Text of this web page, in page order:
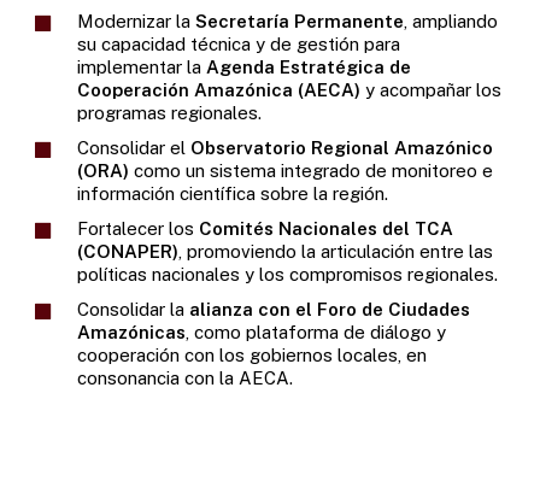
Modernizar la Secretaría Permanente, ampliando
su capacidad técnica y de gestión para
implementar la Agenda Estratégica de
Cooperación Amazónica (AECA) y acompañar los
programas regionales.
Consolidar el Observatorio Regional Amazónico
(ORA) como un sistema integrado de monitoreo e
información científica sobre la región.
Fortalecer los Comités Nacionales del TCA
(CONAPER), promoviendo la articulación entre las
políticas nacionales y los compromisos regionales.
Consolidar la alianza con el Foro de Ciudades
Amazónicas, como plataforma de diálogo y
cooperación con los gobiernos locales, en
consonancia con la AECA.